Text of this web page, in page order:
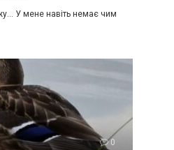
У мене навіть немає чим
0